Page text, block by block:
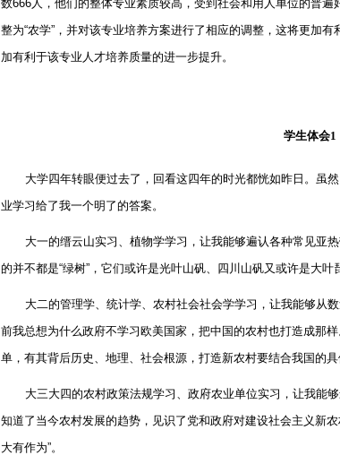
数666人，他们的整体专业素质较高，受到社会和用人单位的普遍
整为“农学” ，并对该专业培养方案进行了相应的调整，这将更加
加有利于该专业人才培养质量的进一步提升。
学生体会1
大学四年转眼便过去了，回看这四年的时光都恍如昨日。虽
业学习给了我一个明了的答案。
大一的缙云山实习、植物学学习，让我能够遍认各种常见亚
的并不都是“绿树” ，它们或许是光叶山矾、四川山矾又或许是大叶
大二的管理学、统计学、农村社会社会学学习，让我能够从
前我总想为什么政府不学习欧美国家，把中国的农村也打造成那
单，有其背后历史、地理、社会根源，打造新农村要结合我国的
大三大四的农村政策法规学习、政府农业单位实习，让我能
知道了当今农村发展的趋势，见识了党和政府对建设社会主义新
大有作为”。